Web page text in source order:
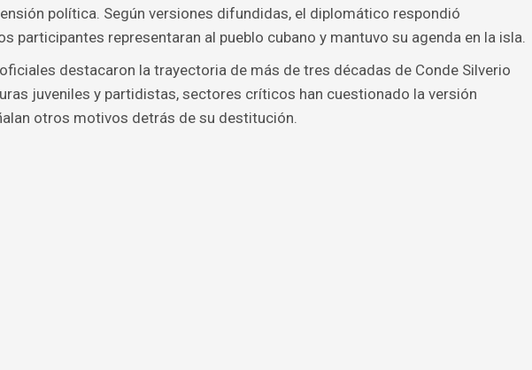
política. Según versiones difundidas, el diplomático respondió
participantes representaran al pueblo cubano y mantuvo su agenda en la isla.
destacaron la trayectoria de más de tres décadas de Conde Silverio
juveniles y partidistas, sectores críticos han cuestionado la versión
otros motivos detrás de su destitución.